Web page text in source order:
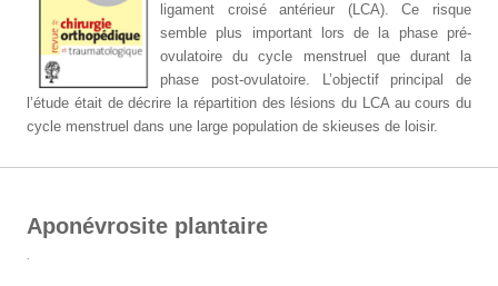
ligament croisé antérieur (LCA). Ce risque
semble plus important lors de la phase pré-
ovulatoire du cycle menstruel que durant la
phase post-ovulatoire. L’objectif principal de
l’étude était de décrire la répartition des lésions du LCA au cours du
cycle menstruel dans une large population de skieuses de loisir.
Aponévrosite plantaire
.